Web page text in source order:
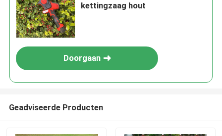
kettingzaag hout
Doorgaan
Geadviseerde Producten